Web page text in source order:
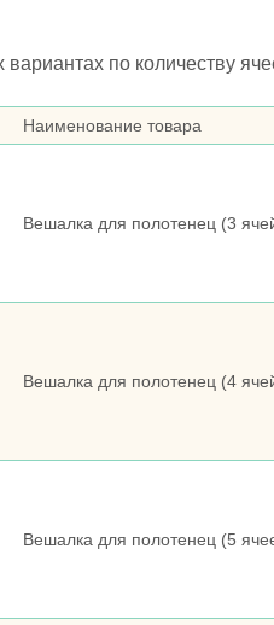
по количеству
Наименование товара
Вешалка для полотенец (3
Вешалка для полотенец (4
Вешалка для полотенец (5